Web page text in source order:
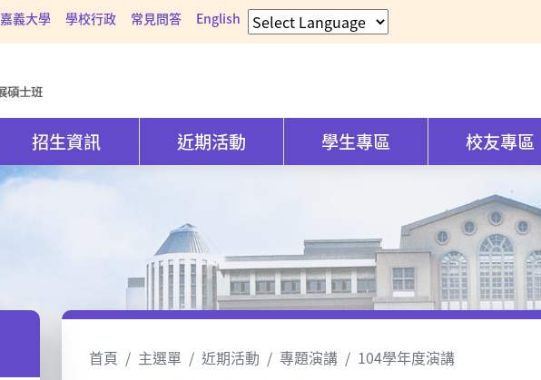
嘉義大學 學校行政 常見問答 English
招生資訊 近期活動 學生專區 校友專區
首頁 主選單 近期活動 專題演講 104學年度演講